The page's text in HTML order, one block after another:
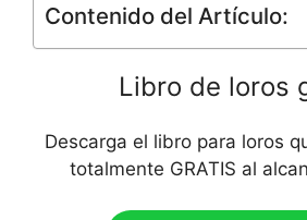
Contenido del Artículo:
Libro de loros
Descarga el libro para loros
totalmente GRATIS al